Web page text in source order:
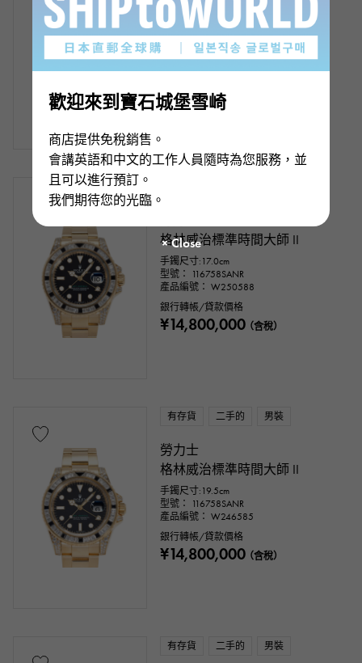
歡迎來到寶石城堡雪崎
商店提供免稅銷售。
會講英語和中文的工作人員隨時為您服務，並
且可以進行預訂。
我們期待您的光臨。
格林威治標準時間大師 II
手鐲尺寸:17.0cm
型號： 116759SA
產品編號： W251143
¥17,500,000
格林威治標準時間大師 II
手鐲尺寸:17.0cm
型號： 116758SANR
產品編號： W250588
銀行轉帳/貸款價格
¥14,800,000（含稅）
有存貨 二手的 男裝
勞力士
格林威治標準時間大師 II
手鐲尺寸:19.5cm
型號： 116758SANR
產品編號： W246585
銀行轉帳/貸款價格
¥14,800,000（含稅）
有存貨 二手的 男裝